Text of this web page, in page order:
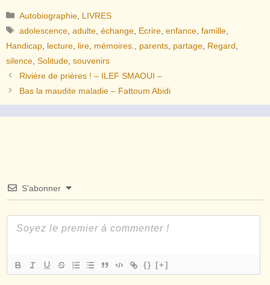
Catégories
Autobiographie LIVRES
Étiquettes
adolescence ,adulte ,échange Ecrire ,enfance ,famille
Handicap lecture lire mémoires. parents partage Regard
silence Solitude souvenirs
Rivière de prières ! – ILEF SMAOUI –
Bas la maudite maladie – Fattoum Abidi
S’abonner
{} [+]